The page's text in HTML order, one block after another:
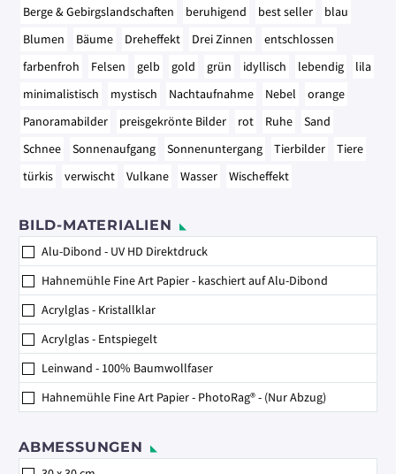
Berge & Gebirgslandschaften beruhigend best seller
blau
Blumen
Bäume Dreheffekt Drei Zinnen
entschlossen
farbenfroh
Felsen gelb gold grün idyllisch lebendig
lila
minimalistisch
mystisch Nachtaufnahme Nebel
orange
Panoramabilder
preisgekrönte Bilder rot Ruhe
Sand
Schnee
Sonnenaufgang Sonnenuntergang Tierbilder
Tiere
türkis
verwischt Vulkane Wasser Wischeffekt
BILD-MATERIALIEN
Alu-Dibond - UV HD Direktdruck
Hahnemühle Fine Art Papier - kaschiert auf Alu-Dibond
Acrylglas - Kristallklar
Acrylglas - Entspiegelt
Leinwand - 100% Baumwollfaser
Hahnemühle Fine Art Papier - PhotoRag® - (Nur Abzug)
ABMESSUNGEN